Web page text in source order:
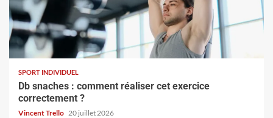
SPORT INDIVIDUEL
Db snaches : comment réaliser cet exercice
correctement ?
Vincent Trello 20 juillet 2026